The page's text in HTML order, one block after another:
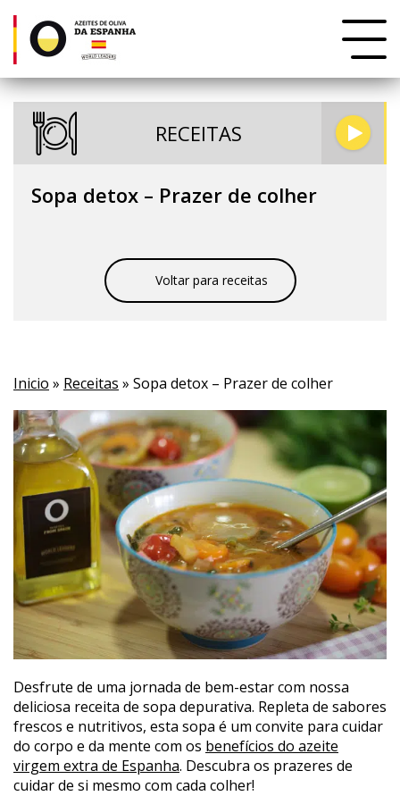
RECEITAS
Sopa detox – Prazer de colher
Voltar para receitas
Inicio » Receitas » Sopa detox – Prazer de colher
Desfrute de uma jornada de bem-estar com nossa
deliciosa receita de sopa depurativa. Repleta de sabores
frescos e nutritivos, esta sopa é um convite para cuidar
do corpo e da mente com os benefícios do azeite
virgem extra de Espanha. Descubra os prazeres de
cuidar de si mesmo com cada colher!